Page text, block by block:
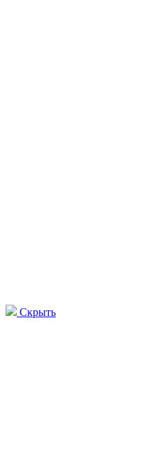
Скрыть